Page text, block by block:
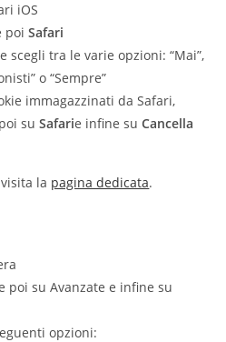
iOS
poiSafari
e scegli tra le varie opzioni: “Mai”,
o “Sempre”
immagazzinati da Safari,
suSafarie infine suCancella
la pagina dedicata.
poi su Avanzate e infine su
opzioni: